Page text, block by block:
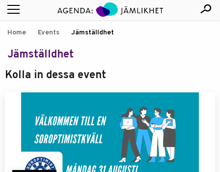
Home Events Jämställdhet
Jämställdhet
Kolla in dessa event